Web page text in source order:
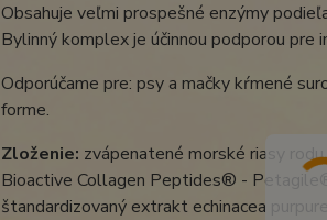
Obsahuje veľmi prospešné enzýmy
Bylinný komplex je účinnou podporou pre
Odporúčame pre: psy a mačky kŕmené
forme.
Zloženie: zvápenatené morské riasy
Bioactive Collagen Peptides® -
štandardizovaný extrakt echinacea